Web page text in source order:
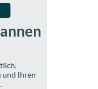
und Ihren